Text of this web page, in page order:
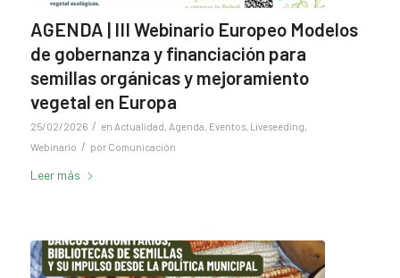
AGENDA | III Webinario Europeo Modelos
de gobernanza y financiación para
semillas orgánicas y mejoramiento
vegetal en Europa
25/02/2026 / en Actualidad, Agenda, Eventos, Liveseeding,
Webinario / por Comunicación
Leer más